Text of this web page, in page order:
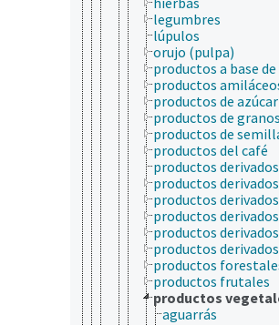
legumbres
lúpulos
orujo (pulpa)
productos a base
productos
productos de azúcar
productos de granos
productos de
productos del café
productos
productos
productos
productos
productos
productos
productos
productos frutales
productos
aguarrás